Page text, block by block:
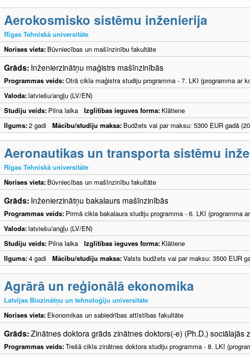
Aerokosmisko sistēmu inženierija
Rīgas Tehniskā universitāte
Norises vieta: Būvniecības un mašīnzinību fakultāte
Grāds: Inženierzinātņu maģistrs mašīnzinībās
Programmas veids:Otrā cikla maģistra studiju programma - 7. LKI (programma ar
Valoda:latviešu/angļu (LV/EN)
Studiju veids: Pilna laika Izglītības ieguves forma: Klātiene
Ilgums:2 gadi Mācību/studiju maksa: Budžets vai par maksu: 5300 EUR gadā
Aeronautikas un transporta sistēmu
Rīgas Tehniskā universitāte
Norises vieta: Būvniecības un mašīnzinību fakultāte
Grāds: Inženierzinātņu bakalaurs mašīnzinībās
Programmas veids: Pirmā cikla bakalaura studiju programma - 6. LKI (programma
Valoda:latviešu/angļu (LV/EN)
Studiju veids: Pilna laika Izglītības ieguves forma: Klātiene
Ilgums:4 gadi Mācību/studiju maksa:Valsts budžets vai par maksu: 3500 EUR
Agrārā un reģionālā ekonomika
Latvijas Biozinātņu un tehnoloģiju universitāte
Norises vieta: Ekonomikas un sabiedrības attīstības fakultāte
Grāds:Zinātnes doktora grāds zinātnes doktors(-e) (Ph.D.) sociālajās
Programmas veids:Trešā cikla zinātnes doktora studiju programma - 8. LKI